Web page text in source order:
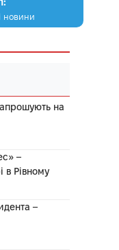
новини
на
–
в Рівному
–